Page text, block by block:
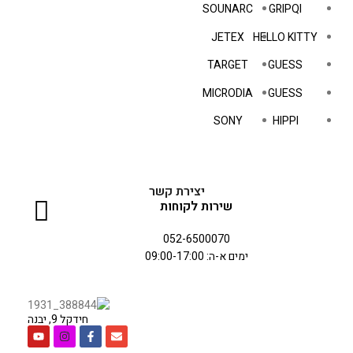
GRIPQI
HELLO KITTY
GUESS
GUESS
HIPPI
SOUNARC
JETEX
TARGET
MICRODIA
SONY
יצירת קשר
שירות לקוחות
052-6500070
ימים א-ה: 09:00-17:00
חידקל 9, יבנה